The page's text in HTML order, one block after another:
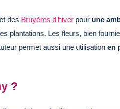
et des Bruyères d'hiver pour une
plantations. Les fleurs, bien
permet aussi une utilisation en
?